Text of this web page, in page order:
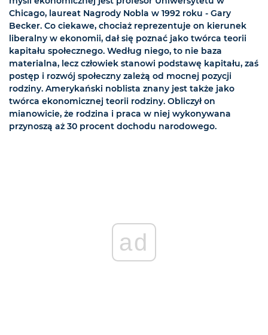
Chicago, laureat Nagrody Nobla w 1992 roku - Gary
Becker. Co ciekawe, chociaż reprezentuje on kierunek
liberalny w ekonomii, dał się poznać jako twórca teorii
kapitału społecznego. Według niego, to nie baza
materialna, lecz człowiek stanowi podstawę kapitału, zaś
postęp i rozwój społeczny zależą od mocnej pozycji
rodziny. Amerykański noblista znany jest także jako
twórca ekonomicznej teorii rodziny. Obliczył on
mianowicie, że rodzina i praca w niej wykonywana
przynoszą aż 30 procent dochodu narodowego.
ad